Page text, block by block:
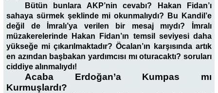
Bütün bunlara AKP’nin cevabı? Hakan Fidan’ı
sahaya sürmek şeklinde mi okunmalıydı? Bu Kandil’e
değil de İmralı’ya verilen bir mesaj mıydı? İmralı
müzakerelerinde Hakan Fidan’ın temsil seviyesi daha
yükseğe mi çıkarılmaktadır? Öcalan’ın karşısında artık
en azından başbakan yardımcısı mı oturacaktı? soruları
ciddiye alınmalıydı!
Acaba Erdoğan’a Kumpas mı
Kurmuşlardı?